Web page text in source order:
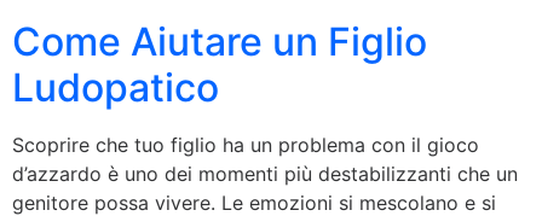
Come Aiutare un Figlio
Ludopatico
Scoprire che tuo figlio ha un problema con il gioco
d’azzardo è uno dei momenti più destabilizzanti che un
genitore possa vivere. Le emozioni si mescolano e si